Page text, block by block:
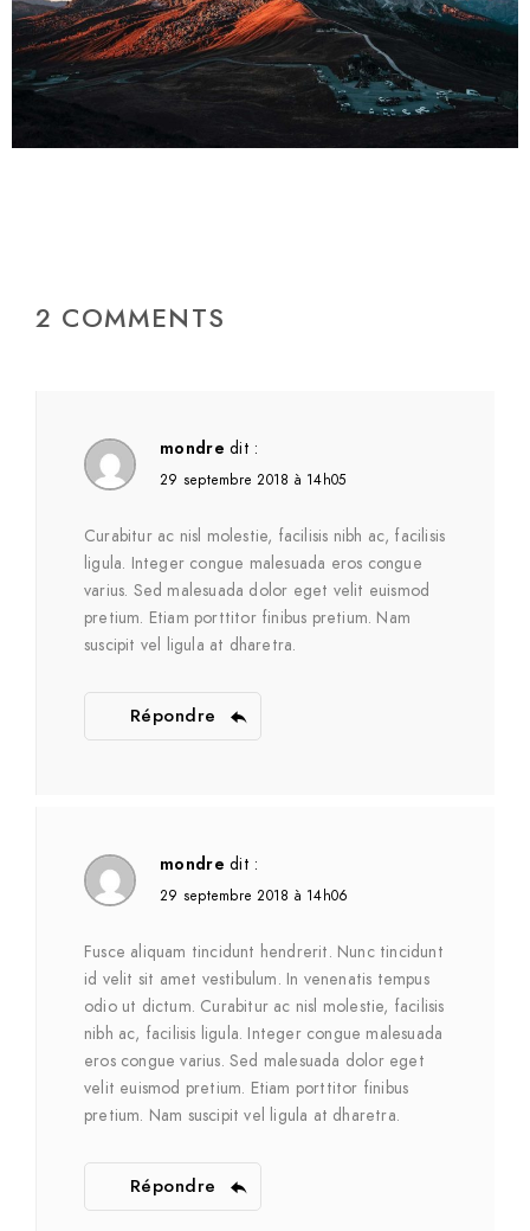
2 COMMENTS
mondre dit :
29 septembre 2018 à 14h05
Curabitur ac nisl molestie, facilisis nibh ac, facilisis
ligula. Integer congue malesuada eros congue
varius. Sed malesuada dolor eget velit euismod
pretium. Etiam porttitor finibus pretium. Nam
suscipit vel ligula at dharetra.
Répondre
mondre dit :
29 septembre 2018 à 14h06
Fusce aliquam tincidunt hendrerit. Nunc tincidunt
id velit sit amet vestibulum. In venenatis tempus
odio ut dictum. Curabitur ac nisl molestie, facilisis
nibh ac, facilisis ligula. Integer congue malesuada
eros congue varius. Sed malesuada dolor eget
velit euismod pretium. Etiam porttitor finibus
pretium. Nam suscipit vel ligula at dharetra.
Répondre